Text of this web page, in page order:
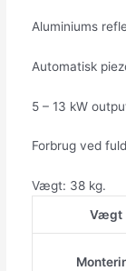
Aluminiums
Automatisk
5 – 13 kW
Forbrug ved
Vægt: 38 kg.
Vægt